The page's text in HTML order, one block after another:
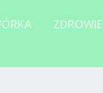
ZDROWIE